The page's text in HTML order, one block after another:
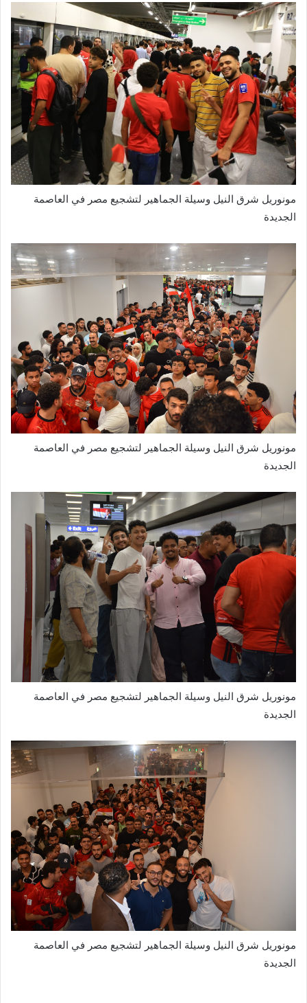
مونوريل شرق النيل وسيلة الجماهير لتشجيع مصر في العاصمة
الجديدة
مونوريل شرق النيل وسيلة الجماهير لتشجيع مصر في العاصمة
الجديدة
مونوريل شرق النيل وسيلة الجماهير لتشجيع مصر في العاصمة
الجديدة
مونوريل شرق النيل وسيلة الجماهير لتشجيع مصر في العاصمة
الجديدة